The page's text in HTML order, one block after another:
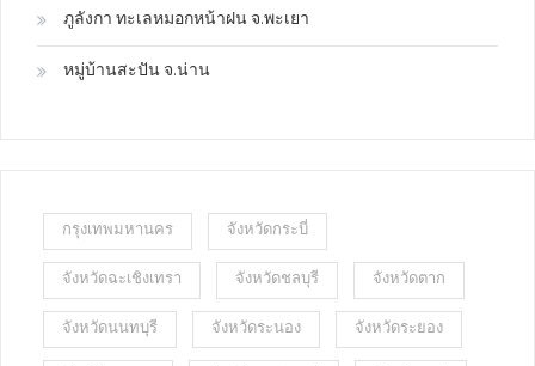
ภูลังกา ทะเลหมอกหน้าฝน จ.พะเยา
หมู่บ้านสะปัน จ.น่าน
กรุงเทพมหานคร จังหวัดกระบี่
จังหวัดฉะเชิงเทรา จังหวัดชลบุรี จังหวัดตาก
จังหวัดนนทบุรี จังหวัดระนอง จังหวัดระยอง